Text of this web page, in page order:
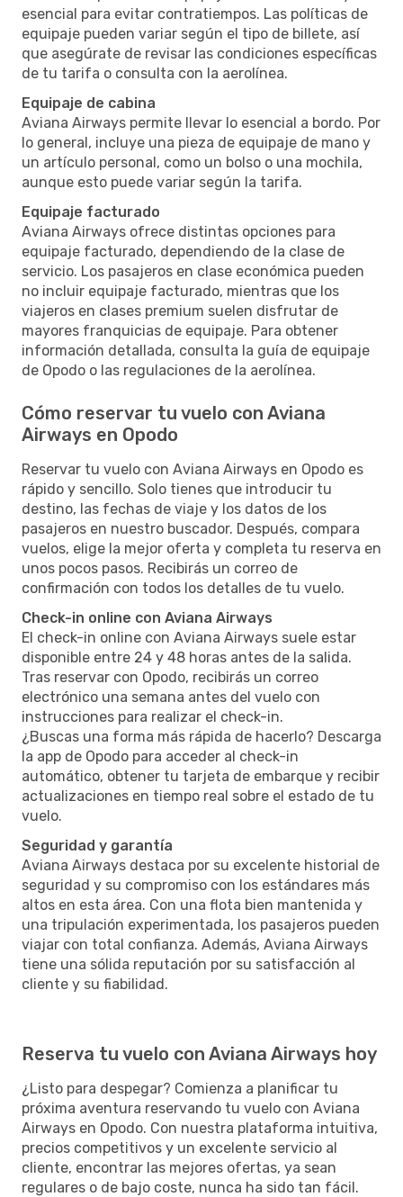
esencial para evitar contratiempos. Las políticas de
equipaje pueden variar según el tipo de billete, así
que asegúrate de revisar las condiciones específicas
de tu tarifa o consulta con la aerolínea.
Equipaje de cabina
Aviana Airways permite llevar lo esencial a bordo. Por
lo general, incluye una pieza de equipaje de mano y
un artículo personal, como un bolso o una mochila,
aunque esto puede variar según la tarifa.
Equipaje facturado
Aviana Airways ofrece distintas opciones para
equipaje facturado, dependiendo de la clase de
servicio. Los pasajeros en clase económica pueden
no incluir equipaje facturado, mientras que los
viajeros en clases premium suelen disfrutar de
mayores franquicias de equipaje. Para obtener
información detallada, consulta la guía de equipaje
de Opodo o las regulaciones de la aerolínea.
Cómo reservar tu vuelo con Aviana
Airways en Opodo
Reservar tu vuelo con Aviana Airways en Opodo es
rápido y sencillo. Solo tienes que introducir tu
destino, las fechas de viaje y los datos de los
pasajeros en nuestro buscador. Después, compara
vuelos, elige la mejor oferta y completa tu reserva en
unos pocos pasos. Recibirás un correo de
confirmación con todos los detalles de tu vuelo.
Check-in online con Aviana Airways
El check-in online con Aviana Airways suele estar
disponible entre 24 y 48 horas antes de la salida.
Tras reservar con Opodo, recibirás un correo
electrónico una semana antes del vuelo con
instrucciones para realizar el check-in.
¿Buscas una forma más rápida de hacerlo? Descarga
la app de Opodo para acceder al check-in
automático, obtener tu tarjeta de embarque y recibir
actualizaciones en tiempo real sobre el estado de tu
vuelo.
Seguridad y garantía
Aviana Airways destaca por su excelente historial de
seguridad y su compromiso con los estándares más
altos en esta área. Con una flota bien mantenida y
una tripulación experimentada, los pasajeros pueden
viajar con total confianza. Además, Aviana Airways
tiene una sólida reputación por su satisfacción al
cliente y su fiabilidad.
Reserva tu vuelo con Aviana Airways hoy
¿Listo para despegar? Comienza a planificar tu
próxima aventura reservando tu vuelo con Aviana
Airways en Opodo. Con nuestra plataforma intuitiva,
precios competitivos y un excelente servicio al
cliente, encontrar las mejores ofertas, ya sean
regulares o de bajo coste, nunca ha sido tan fácil.